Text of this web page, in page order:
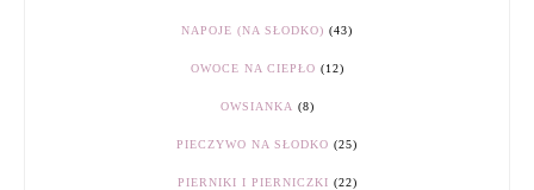
NAPOJE (NA SŁODKO) (43)
OWOCE NA CIEPŁO (12)
OWSIANKA (8)
PIECZYWO NA SŁODKO (25)
PIERNIKI I PIERNICZKI (22)